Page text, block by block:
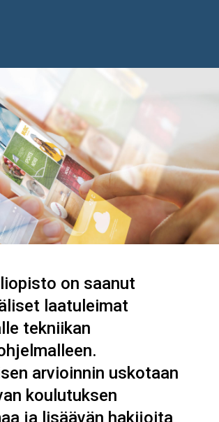
on saanut
laatuleimat
tekniikan
arvioinnin uskotaan
koulutuksen
ja lisäävän hakijoita